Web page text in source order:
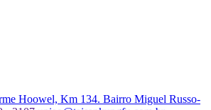
Hoowel, Km 134. Bairro Miguel Russo-